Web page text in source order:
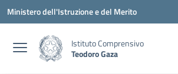
Vai ai contenuti
Vai al menu di navigazione
Vai al footer
Ministero dell'Istruzione e del Merito
Istituto Comprensivo
Teodoro Gaza